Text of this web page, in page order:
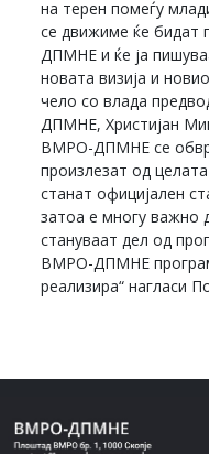
на терен помеѓу
се движиме ќе
ДПМНЕ и ќе ја
новата визија и
чело со влада
ДПМНЕ, Христијан
ВМРО-ДПМНЕ се
произлезат од
станат официјален
затоа е многу важно
стануваат дел од
ВМРО-ДПМНЕ
реализира“ нагласи